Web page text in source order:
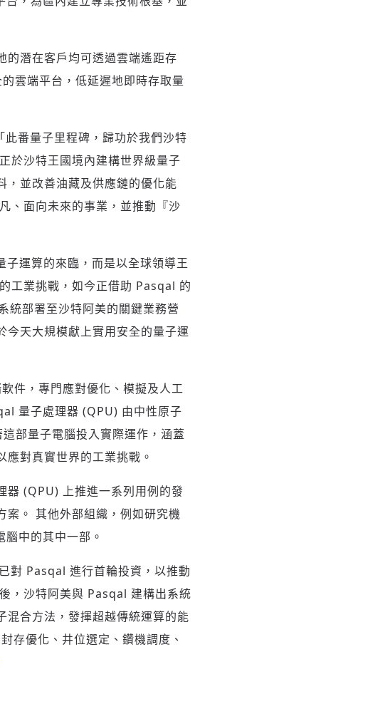
的潛在客戶均可透過雲端遙距存
雲端平台，低延遲地即時存取量
「此番量子里程碑，歸功於我們沙特
於沙特王國境內建構世界級量子
，並改善油藏及供應鏈的優化能
、面向未來的事業，並推動『沙
子運算的來臨，而是以全球領導王
工業挑戰，如今正借助 Pasqal 的
統部署至沙特阿美的關鍵業務營
天大規模獻上實用安全的量子運
件，專門應對優化、模擬及人工
量子處理器 (QPU) 由中性原子
部量子電腦投入實際運作，涵蓋
對真實世界的工業挑戰。
器 (QPU) 上推進一系列用例的發
案。 其他外部組織，例如研究機
中的其中一部。
對 Pasqal 進行首輪投資，以推動
，沙特阿美與 Pasqal 建構出系統
混合方法，發揮超越傳統運算的能
存優化、井位選定、鑽機調度、